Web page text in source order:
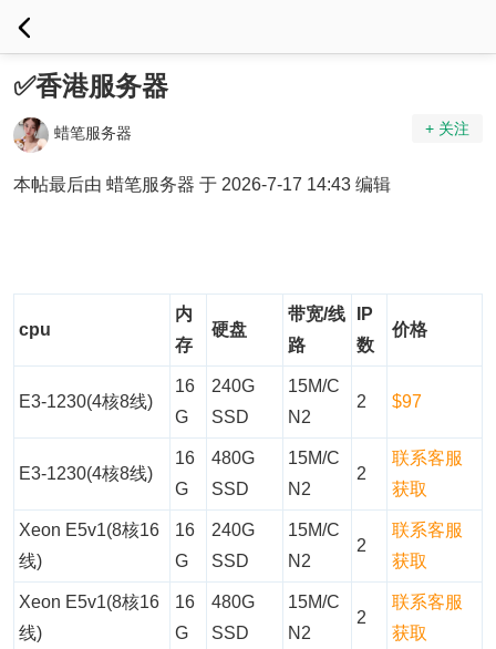
✅香港服务器
蜡笔服务器 + 关注
本帖最后由 蜡笔服务器 于 2026-7-17 14:43 编辑
cpu
内
存
硬盘
带宽/线
路
IP
数
价格
E3-1230(4核8线)
16
G
240G
SSD
15M/C
N2
2 $97
E3-1230(4核8线)
16
G
480G
SSD
15M/C
N2
2
联系客服
获取
Xeon E5v1(8核16
线)
16
G
240G
SSD
15M/C
N2
2
联系客服
获取
Xeon E5v1(8核16
线)
16
G
480G
SSD
15M/C
N2
2
联系客服
获取